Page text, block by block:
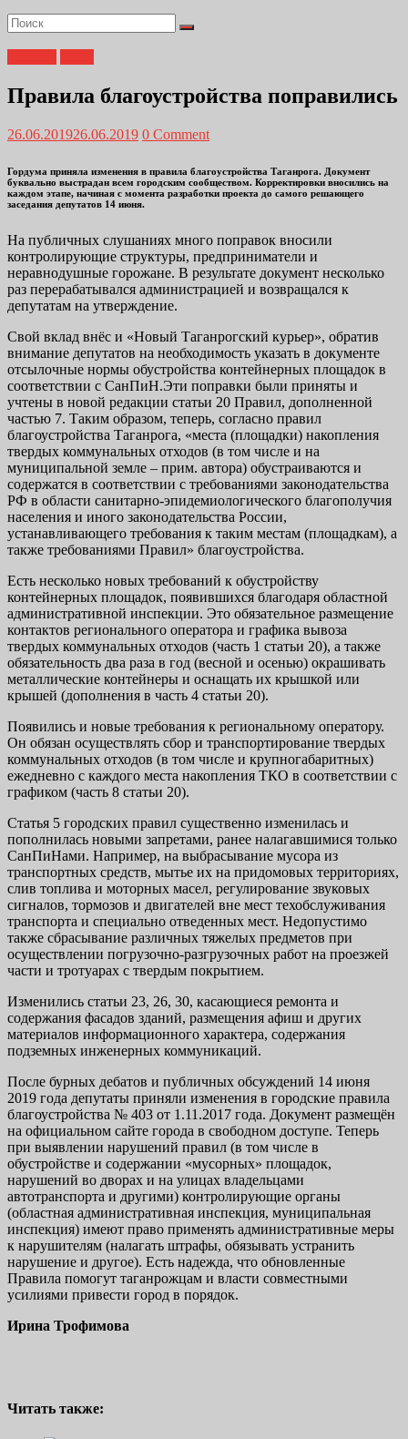
Правила благоустройства поправились
26.06.201926.06.2019 0 Comment
Гордума приняла изменения в правила благоустройства Таганрога. Документ
буквально выстрадан всем городским сообществом. Корректировки вносились на
каждом этапе, начиная с момента разработки проекта до самого решающего
заседания депутатов 14 июня.
На публичных слушаниях много поправок вносили
контролирующие структуры, предприниматели и
неравнодушные горожане. В результате документ несколько
раз перерабатывался администрацией и возвращался к
депутатам на утверждение.
Свой вклад внёс и «Новый Таганрогский курьер», обратив
внимание депутатов на необходимость указать в документе
отсылочные нормы обустройства контейнерных площадок в
соответствии с СанПиН.Эти поправки были приняты и
учтены в новой редакции статьи 20 Правил, дополненной
частью 7. Таким образом, теперь, согласно правил
благоустройства Таганрога, «места (площадки) накопления
твердых коммунальных отходов (в том числе и на
муниципальной земле – прим. автора) обустраиваются и
содержатся в соответствии с требованиями законодательства
РФ в области санитарно-эпидемиологического благополучия
населения и иного законодательства России,
устанавливающего требования к таким местам (площадкам), а
также требованиями Правил» благоустройства.
Есть несколько новых требований к обустройству
контейнерных площадок, появившихся благодаря областной
административной инспекции. Это обязательное размещение
контактов регионального оператора и графика вывоза
твердых коммунальных отходов (часть 1 статьи 20), а также
обязательность два раза в год (весной и осенью) окрашивать
металлические контейнеры и оснащать их крышкой или
крышей (дополнения в часть 4 статьи 20).
Появились и новые требования к региональному оператору.
Он обязан осуществлять сбор и транспортирование твердых
коммунальных отходов (в том числе и крупногабаритных)
ежедневно с каждого места накопления ТКО в соответствии с
графиком (часть 8 статьи 20).
Статья 5 городских правил существенно изменилась и
пополнилась новыми запретами, ранее налагавшимися только
СанПиНами. Например, на выбрасывание мусора из
транспортных средств, мытье их на придомовых территориях,
слив топлива и моторных масел, регулирование звуковых
сигналов, тормозов и двигателей вне мест техобслуживания
транспорта и специально отведенных мест. Недопустимо
также сбрасывание различных тяжелых предметов при
осуществлении погрузочно-разгрузочных работ на проезжей
части и тротуарах с твердым покрытием.
Изменились статьи 23, 26, 30, касающиеся ремонта и
содержания фасадов зданий, размещения афиш и других
материалов информационного характера, содержания
подземных инженерных коммуникаций.
После бурных дебатов и публичных обсуждений 14 июня
2019 года депутаты приняли изменения в городские правила
благоустройства № 403 от 1.11.2017 года. Документ размещён
на официальном сайте города в свободном доступе. Теперь
при выявлении нарушений правил (в том числе в
обустройстве и содержании «мусорных» площадок,
нарушений во дворах и на улицах владельцами
автотранспорта и другими) контролирующие органы
(областная административная инспекция, муниципальная
инспекция) имеют право применять административные меры
к нарушителям (налагать штрафы, обязывать устранить
нарушение и другое). Есть надежда, что обновленные
Правила помогут таганрожцам и власти совместными
усилиями привести город в порядок.
Ирина Трофимова
Читать также: